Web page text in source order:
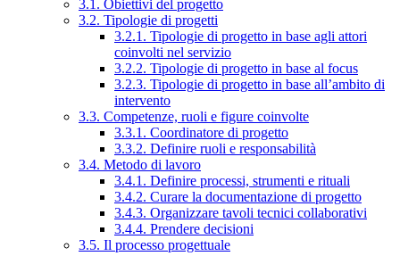
3.1. Obiettivi del progetto
3.2. Tipologie di progetti
3.2.1. Tipologie di progetto in base agli attori
coinvolti nel servizio
3.2.2. Tipologie di progetto in base al focus
3.2.3. Tipologie di progetto in base all’ambito di
intervento
3.3. Competenze, ruoli e figure coinvolte
3.3.1. Coordinatore di progetto
3.3.2. Definire ruoli e responsabilità
3.4. Metodo di lavoro
3.4.1. Definire processi, strumenti e rituali
3.4.2. Curare la documentazione di progetto
3.4.3. Organizzare tavoli tecnici collaborativi
3.4.4. Prendere decisioni
3.5. Il processo progettuale